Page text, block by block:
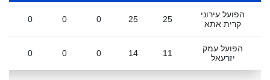
הפועל עירוני
קרית אתא
25
25
0
0
0
הפועל עמק
יזרעאל
11
14
0
0
0